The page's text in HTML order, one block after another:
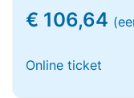
€ 106,64
Online ticket